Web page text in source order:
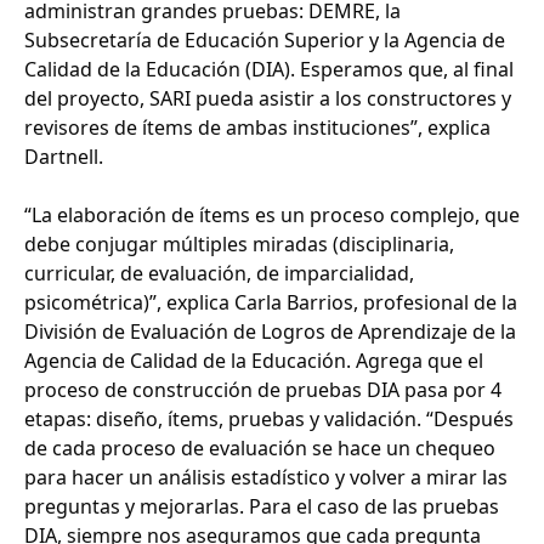
administran grandes pruebas: DEMRE, la
Subsecretaría de Educación Superior y la Agencia de
Calidad de la Educación (DIA). Esperamos que, al final
del proyecto, SARI pueda asistir a los constructores y
revisores de ítems de ambas instituciones”, explica
Dartnell.
“La elaboración de ítems es un proceso complejo, que
debe conjugar múltiples miradas (disciplinaria,
curricular, de evaluación, de imparcialidad,
psicométrica)”, explica Carla Barrios, profesional de la
División de Evaluación de Logros de Aprendizaje de la
Agencia de Calidad de la Educación. Agrega que el
proceso de construcción de pruebas DIA pasa por 4
etapas: diseño, ítems, pruebas y validación. “Después
de cada proceso de evaluación se hace un chequeo
para hacer un análisis estadístico y volver a mirar las
preguntas y mejorarlas. Para el caso de las pruebas
DIA, siempre nos aseguramos que cada pregunta